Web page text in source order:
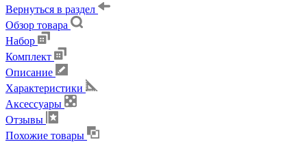
Вернуться в раздел
Обзор товара
Набор
Комплект
Описание
Характеристики
Аксессуары
Отзывы
Похожие товары